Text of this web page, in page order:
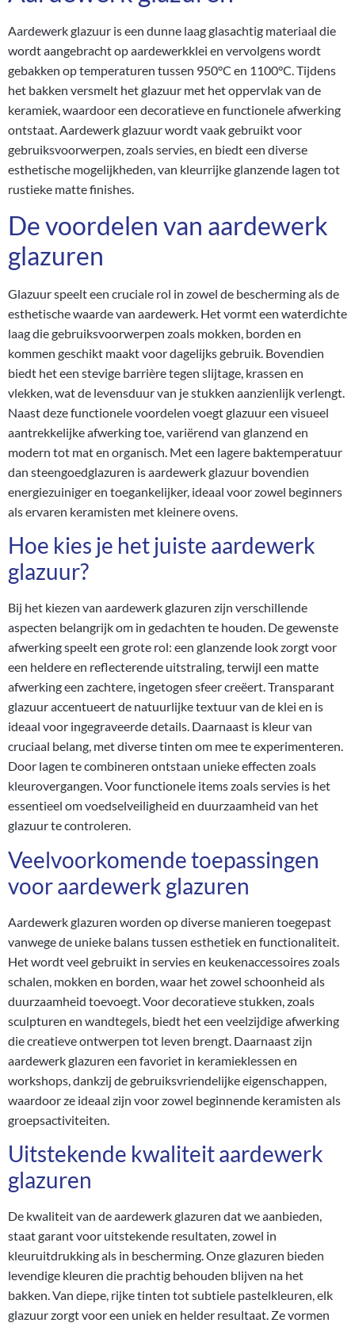
Aardewerk glazuur is een dunne laag glasachtig materiaal die
wordt aangebracht op aardewerkklei en vervolgens wordt
gebakken op temperaturen tussen 950°C en 1100°C. Tijdens
het bakken versmelt het glazuur met het oppervlak van de
keramiek, waardoor een decoratieve en functionele afwerking
ontstaat. Aardewerk glazuur wordt vaak gebruikt voor
gebruiksvoorwerpen, zoals servies, en biedt een diverse
esthetische mogelijkheden, van kleurrijke glanzende lagen tot
rustieke matte finishes.
De voordelen van aardewerk
glazuren
Glazuur speelt een cruciale rol in zowel de bescherming als de
esthetische waarde van aardewerk. Het vormt een waterdichte
laag die gebruiksvoorwerpen zoals mokken, borden en
kommen geschikt maakt voor dagelijks gebruik. Bovendien
biedt het een stevige barrière tegen slijtage, krassen en
vlekken, wat de levensduur van je stukken aanzienlijk verlengt.
Naast deze functionele voordelen voegt glazuur een visueel
aantrekkelijke afwerking toe, variërend van glanzend en
modern tot mat en organisch. Met een lagere baktemperatuur
dan steengoedglazuren is aardewerk glazuur bovendien
energiezuiniger en toegankelijker, ideaal voor zowel beginners
als ervaren keramisten met kleinere ovens.
Hoe kies je het juiste aardewerk
glazuur?
Bij het kiezen van aardewerk glazuren zijn verschillende
aspecten belangrijk om in gedachten te houden. De gewenste
afwerking speelt een grote rol: een glanzende look zorgt voor
een heldere en reflecterende uitstraling, terwijl een matte
afwerking een zachtere, ingetogen sfeer creëert. Transparant
glazuur accentueert de natuurlijke textuur van de klei en is
ideaal voor ingegraveerde details. Daarnaast is kleur van
cruciaal belang, met diverse tinten om mee te experimenteren.
Door lagen te combineren ontstaan unieke effecten zoals
kleurovergangen. Voor functionele items zoals servies is het
essentieel om voedselveiligheid en duurzaamheid van het
glazuur te controleren.
Veelvoorkomende toepassingen
voor aardewerk glazuren
Aardewerk glazuren worden op diverse manieren toegepast
vanwege de unieke balans tussen esthetiek en functionaliteit.
Het wordt veel gebruikt in servies en keukenaccessoires zoals
schalen, mokken en borden, waar het zowel schoonheid als
duurzaamheid toevoegt. Voor decoratieve stukken, zoals
sculpturen en wandtegels, biedt het een veelzijdige afwerking
die creatieve ontwerpen tot leven brengt. Daarnaast zijn
aardewerk glazuren een favoriet in keramieklessen en
workshops, dankzij de gebruiksvriendelijke eigenschappen,
waardoor ze ideaal zijn voor zowel beginnende keramisten als
groepsactiviteiten.
Uitstekende kwaliteit aardewerk
glazuren
De kwaliteit van de aardewerk glazuren dat we aanbieden,
staat garant voor uitstekende resultaten, zowel in
kleuruitdrukking als in bescherming. Onze glazuren bieden
levendige kleuren die prachtig behouden blijven na het
bakken. Van diepe, rijke tinten tot subtiele pastelkleuren, elk
glazuur zorgt voor een uniek en helder resultaat. Ze vormen